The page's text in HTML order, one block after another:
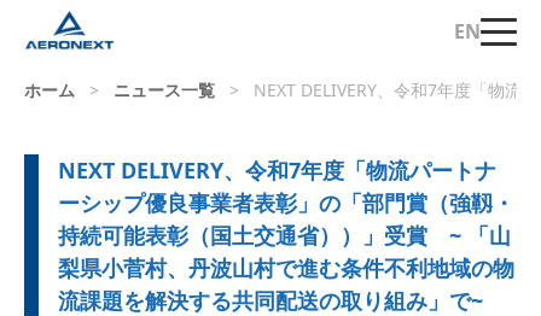
EN
ホーム > ニュース一覧 > NEXT DELIVERY、令和7年度「物
NEXT DELIVERY、令和7年度「物流パートナ
ーシップ優良事業者表彰」の「部門賞（強靱・
持続可能表彰（国土交通省））」受賞 ~ 「山
梨県小菅村、丹波山村で進む条件不利地域の物
流課題を解決する共同配送の取り組み」で~